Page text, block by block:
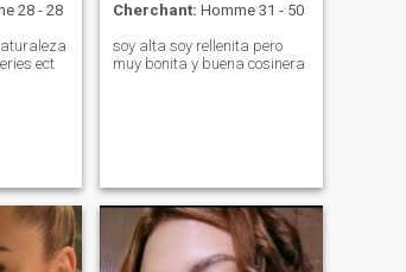
28 - 28
ect
Cherchant: Homme 31 - 50
soy alta soy rellenita pero
muy bonita y buena cosinera